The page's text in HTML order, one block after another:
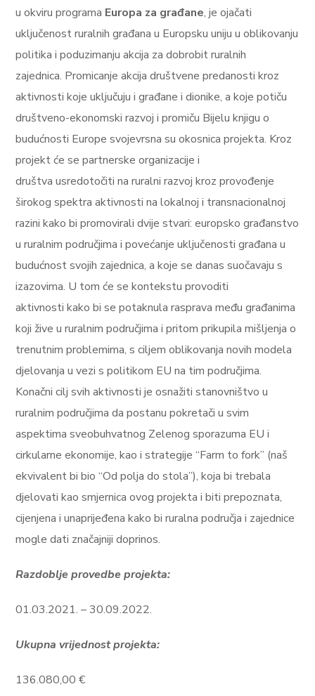
u okviru programa Europa za građane, je ojačati
uključenost ruralnih građana u Europsku uniju u oblikovanju
politika i poduzimanju akcija za dobrobit ruralnih
zajednica. Promicanje akcija društvene predanosti kroz
aktivnosti koje uključuju i građane i dionike, a koje potiču
društveno-ekonomski razvoj i promiču Bijelu knjigu o
budućnosti Europe svojevrsna su okosnica projekta. Kroz
projekt će se partnerske organizacije i
društva usredotočiti na ruralni razvoj kroz provođenje
širokog spektra aktivnosti na lokalnoj i transnacionalnoj
razini kako bi promovirali dvije stvari: europsko građanstvo
u ruralnim područjima i povećanje uključenosti građana u
budućnost svojih zajednica, a koje se danas suočavaju s
izazovima. U tom će se kontekstu provoditi
aktivnosti kako bi se potaknula rasprava među građanima
koji žive u ruralnim područjima i pritom prikupila mišljenja o
trenutnim problemima, s ciljem oblikovanja novih modela
djelovanja u vezi s politikom EU na tim područjima.
Konačni cilj svih aktivnosti je osnažiti stanovništvo u
ruralnim područjima da postanu pokretači u svim
aspektima sveobuhvatnog Zelenog sporazuma EU i
cirkularne ekonomije, kao i strategije “Farm to fork” (naš
ekvivalent bi bio “Od polja do stola”), koja bi trebala
djelovati kao smjernica ovog projekta i biti prepoznata,
cijenjena i unaprijeđena kako bi ruralna područja i zajednice
mogle dati značajniji doprinos.
Razdoblje provedbe projekta:
01.03.2021. – 30.09.2022.
Ukupna vrijednost projekta:
136.080,00 €